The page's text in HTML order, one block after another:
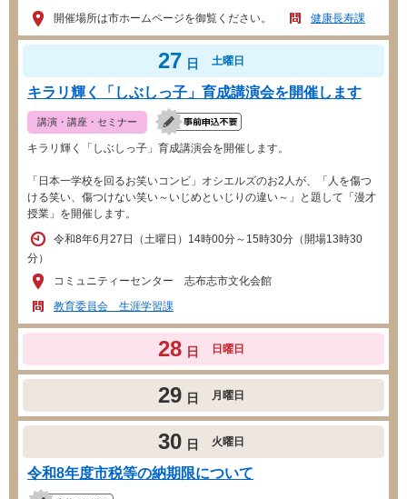
開催場所は市ホームページを御覧ください。
健康長寿課
27 日 土曜日
キラリ輝く「しぶしっ子」育成講演会を開催します
講演・講座・セミナー
キラリ輝く「しぶしっ子」育成講演会を開催します。
「日本一学校を回るお笑いコンビ」オシエルズのお2人が、「人を傷つ
ける笑い、傷つけない笑い～いじめといじりの違い～」と題して「漫才
授業」を開催します。
令和8年6月27日（土曜日）14時00分～15時30分（開場13時30
分）
コミュニティーセンター 志布志市文化会館
教育委員会 生涯学習課
28 日 日曜日
29 日 月曜日
30 日 火曜日
令和8年度市税等の納期限について